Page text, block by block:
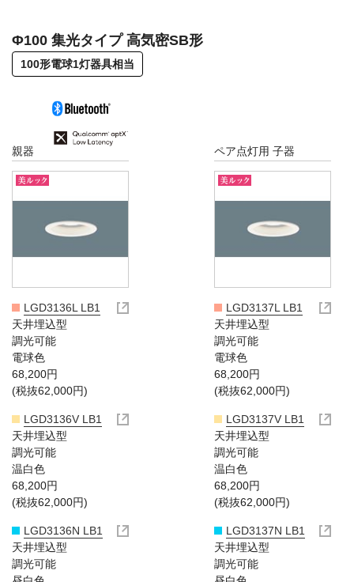
Φ100 集光タイプ 高気密SB形
100形電球1灯器具相当
親器
LGD3136L LB1
天井埋込型
調光可能
電球色
68,200円
(税抜62,000円)
LGD3136V LB1
天井埋込型
調光可能
温白色
68,200円
(税抜62,000円)
LGD3136N LB1
天井埋込型
調光可能
ペア点灯用 子器
LGD3137L LB1
天井埋込型
調光可能
電球色
68,200円
(税抜62,000円)
LGD3137V LB1
天井埋込型
調光可能
温白色
68,200円
(税抜62,000円)
LGD3137N LB1
天井埋込型
調光可能